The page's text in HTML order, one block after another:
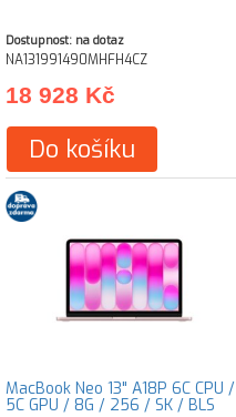
Dostupnost: na dotaz
NA131991490MHFH4CZ
18 928 Kč
Do košíku
MacBook Neo 13" A18P 6C CPU /
5C GPU / 8G / 256 / SK / BLS